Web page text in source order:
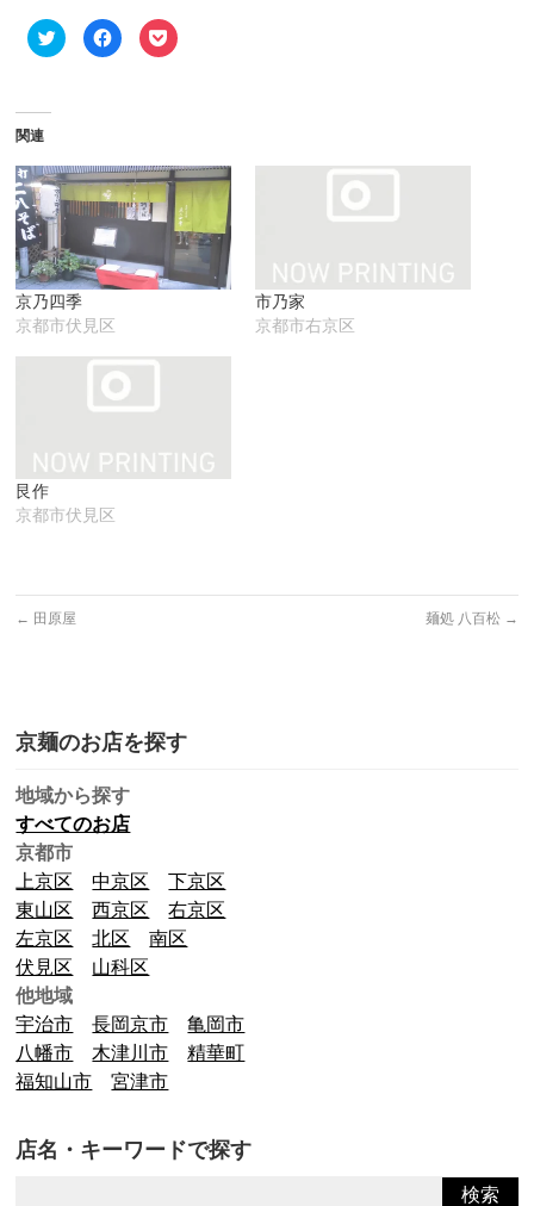
ク
リ
有
(新
し
い
ウ
ィ
ン
ド
ウ
で
開
き
ま
Facebook
で
リ
ッ
ク
し
て
く
だ
さ
い
(新
い
ウ
ン
ド
ウ
で
ま
す)
ク
リ
ェ
ア
(新
し
い
ウ
ィ
ン
ド
ウ
す)
関連
京乃四季
京都市伏見区
市乃家
京都市右京区
艮作
京都市伏見区
← 田原屋 麺処 八百松 →
京麺のお店を探す
地域から探す
すべてのお店
京都市
上京区
中京区
下京区
東山区
西京区
右京区
左京区
北区
南区
伏見区
山科区
他地域
宇治市
長岡京市
亀岡市
八幡市
木津川市
精華町
福知山市
宮津市
店名・キーワードで探す